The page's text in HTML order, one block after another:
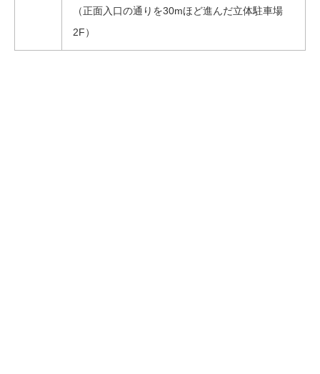
（正面入口の通りを30mほど進んだ立体駐車場
2F）